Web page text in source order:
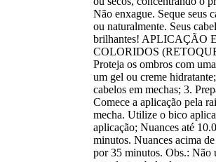
Não enxague. Seque seus
ou naturalmente. Seus
brilhantes! APLICAÇÃO
COLORIDOS
Proteja os ombros com
um gel ou creme
cabelos em mechas; 3.
Comece a aplicação pela
mecha. Utilize o bico
aplicação; Nuances até
minutos. Nuances acima
por 35 minutos. Obs.: Não